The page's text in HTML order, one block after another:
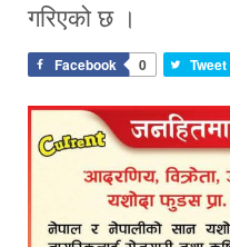
गरिएको छ ।
Facebook 0 Tweet